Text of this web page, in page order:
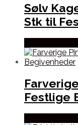
Sølv
Stk til
Festlige